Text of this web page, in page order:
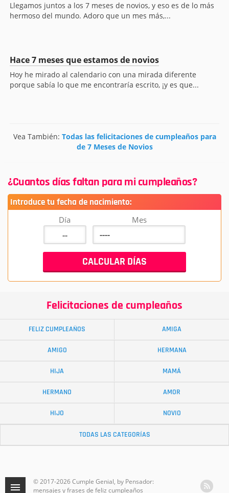
Llegamos juntos a los 7 meses de novios, y eso es de lo más
hermoso del mundo. Adoro que un mes más,...
Hace 7 meses que estamos de novios
Hoy he mirado al calendario con una mirada diferente
porque sabía lo que me encontraría escrito, ¡y es que...
Vea También: Todas las felicitaciones de cumpleaños para
de 7 Meses de Novios
¿Cuantos días faltan para mi cumpleaños?
Introduce tu fecha de nacimiento:
Día Mes
Felicitaciones de cumpleaños
FELIZ CUMPLEAÑOS AMIGA
AMIGO HERMANA
HIJA MAMÁ
HERMANO AMOR
HIJO NOVIO
TODAS LAS CATEGORÍAS
© 2017-2026 Cumple Genial, by Pensador:
mensajes y frases de feliz cumpleaños